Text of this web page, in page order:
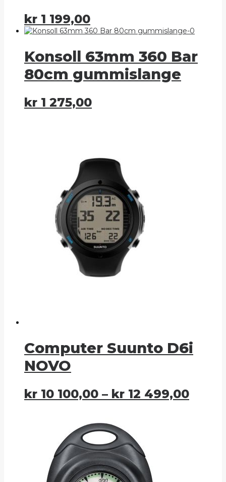
kr 1 199,00
Konsoll 63mm 360 Bar
80cm gummislange
kr 1 275,00
Computer Suunto D6i
NOVO
kr 10 100,00 – kr 12 499,00